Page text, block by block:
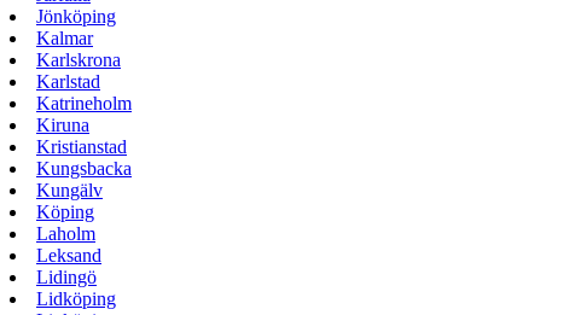
Jönköping
Kalmar
Karlskrona
Karlstad
Katrineholm
Kiruna
Kristianstad
Kungsbacka
Kungälv
Köping
Laholm
Leksand
Lidingö
Lidköping